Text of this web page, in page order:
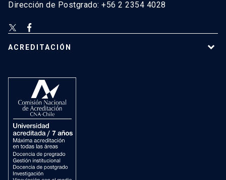
Dirección de Postgrado: +56 2 2354 4028
ACREDITACIÓN